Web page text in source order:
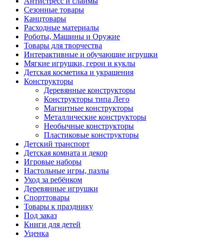
Сезонные товары
Канцтовары
Расходные материалы
Роботы, Машины и Оружие
Товары для творчества
Интерактивные и обучающие игрушки
Мягкие игрушки, герои и куклы
Детская косметика и украшения
Конструкторы
Деревянные конструкторы
Конструкторы типа Лего
Магнитные конструкторы
Металлические конструкторы
Необычные конструкторы
Пластиковые конструкторы
Детский транспорт
Детская комната и декор
Игровые наборы
Настольные игры, пазлы
Уход за ребёнком
Деревянные игрушки
Спорттовары
Товары к празднику
Под заказ
Книги для детей
Уценка